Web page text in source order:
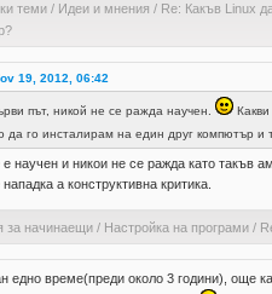
теми/ Идеи и мнения / Re: Какъв Linux
19, 2012, 06:42
път, никой не се ражда научен.
Какви
да го инсталирам на един друг компютър
научен и никои не се ражда като такъв
а конструктивна критика.
за начинаещи/ Настройка на програми/
едно време(преди около 3 години), още